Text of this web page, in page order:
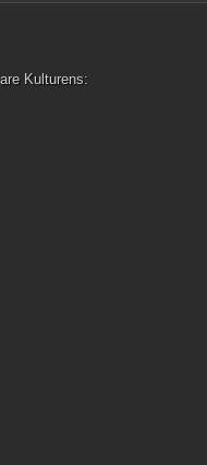
Kulturens: